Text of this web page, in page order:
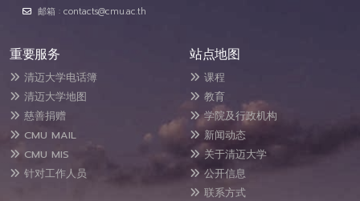
邮箱 : contacts@cmu.ac.th
重要服务
清迈大学电话簿
清迈大学地图
慈善捐赠
CMU MAIL
CMU MIS
针对工作人员
站点地图
课程
教育
学院及行政机构
新闻动态
关于清迈大学
公开信息
联系方式